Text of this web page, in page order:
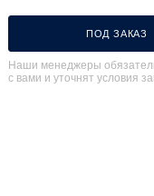
ПОД ЗАКАЗ
Наши менеджеры
с вами и уточнят условия